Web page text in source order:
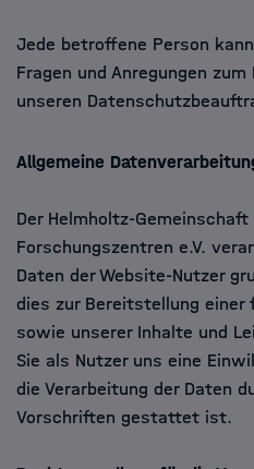
Jede betroffene Person
Fragen und Anregungen
unseren
Allgemeine
Der Helmholtz-
Forschungszentren e.V.
Daten der Website-Nutzer
dies zur Bereitstellung
sowie unserer Inhalte und
Sie als Nutzer uns eine
die Verarbeitung der Daten
Vorschriften gestattet ist.